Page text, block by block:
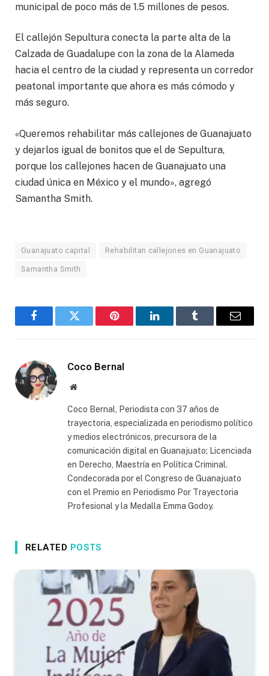
municipal de poco más de 1.5 millones de pesos.
El callejón Sepultura conecta la parte alta de la
Calzada de Guadalupe con la zona de la Alameda
hacia el centro de la ciudad y representa un corredor
peatonal importante que ahora es más cómodo y
más seguro.
«Queremos rehabilitar más callejones de Guanajuato
y dejarlos igual de bonitos que el de Sepultura,
porque los callejones hacen de Guanajuato una
ciudad única en México y el mundo», agregó
Samantha Smith.
Guanajuato capital Rehabilitan callejones en Guanajuato
Samantha Smith
FacebookTwitter Pinterest LinkedInTumblr Email
Coco Bernal
Website
Coco Bernal, Periodista con 37 años de
trayectoria, especializada en periodismo político
y medios electrónicos, precursora de la
comunicación digital en Guanajuato; Licenciada
en Derecho, Maestría en Política Criminal.
Condecorada por el Congreso de Guanajuato
con el Premio en Periodismo Por Trayectoria
Profesional y la Medalla Emma Godoy.
RELATED POSTS